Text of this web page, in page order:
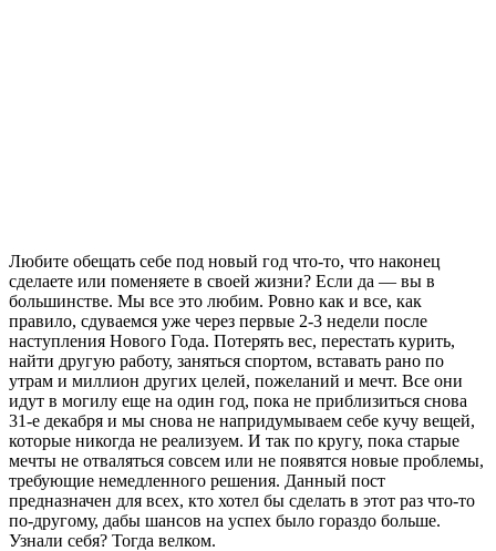
Любите обещать себе под новый год что-то, что наконец
сделаете или поменяете в своей жизни? Если да — вы в
большинстве. Мы все это любим. Ровно как и все, как
правило, сдуваемся уже через первые 2-3 недели после
наступления Нового Года. Потерять вес, перестать курить,
найти другую работу, заняться спортом, вставать рано по
утрам и миллион других целей, пожеланий и мечт. Все они
идут в могилу еще на один год, пока не приблизиться снова
31-е декабря и мы снова не напридумываем себе кучу вещей,
которые никогда не реализуем. И так по кругу, пока старые
мечты не отваляться совсем или не появятся новые проблемы,
требующие немедленного решения. Данный пост
предназначен для всех, кто хотел бы сделать в этот раз что-то
по-другому, дабы шансов на успех было гораздо больше.
Узнали себя? Тогда велком.